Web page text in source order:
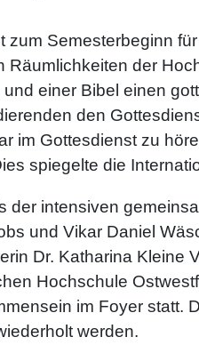
Semesterbeginn
der
einer Bibel einen
den
im Gottesdienst zu
spiegelte die
intensiven
und Vikar Daniel
Dr. Katharina
Hochschule
im Foyer statt.
werden.